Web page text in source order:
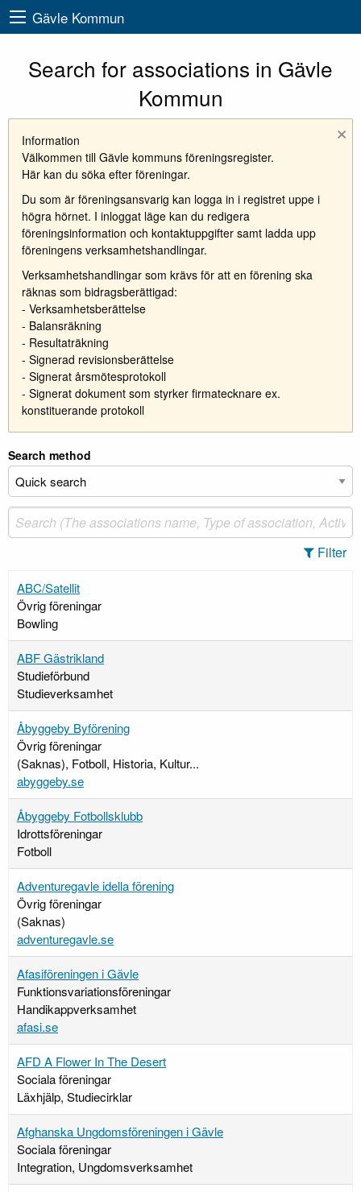
Gävle Kommun
Search for associations in Gävle
Kommun
×
Information
Välkommen till Gävle kommuns föreningsregister.
Här kan du söka efter föreningar.
Du som är föreningsansvarig kan logga in i registret uppe i
högra hörnet. I inloggat läge kan du redigera
föreningsinformation och kontaktuppgifter samt ladda upp
föreningens verksamhetshandlingar.
Verksamhetshandlingar som krävs för att en förening ska
räknas som bidragsberättigad:
- Verksamhetsberättelse
- Balansräkning
- Resultaträkning
- Signerad revisionsberättelse
- Signerat årsmötesprotokoll
- Signerat dokument som styrker firmatecknare ex.
konstituerande protokoll
Search method
Filter
ABC/Satellit
Övrig föreningar
Bowling
ABF Gästrikland
Studieförbund
Studieverksamhet
Åbyggeby Byförening
Övrig föreningar
(Saknas), Fotboll, Historia, Kultur...
abyggeby.se
Åbyggeby Fotbollsklubb
Idrottsföreningar
Fotboll
Adventuregavle idella förening
Övrig föreningar
(Saknas)
adventuregavle.se
Afasiföreningen i Gävle
Funktionsvariationsföreningar
Handikappverksamhet
afasi.se
AFD A Flower In The Desert
Sociala föreningar
Läxhjälp, Studiecirklar
Afghanska Ungdomsföreningen i Gävle
Sociala föreningar
Integration, Ungdomsverksamhet